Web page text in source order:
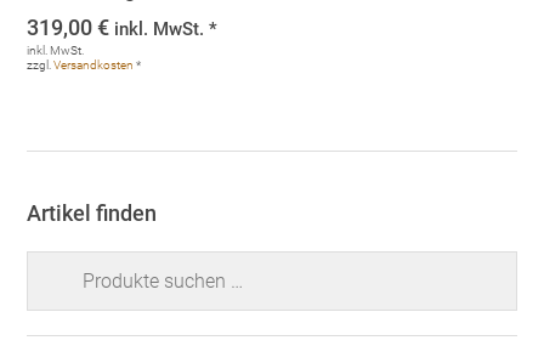
319,00€ inkl. MwSt. *
inkl. MwSt.
zzgl.Versandkosten *
Artikel finden